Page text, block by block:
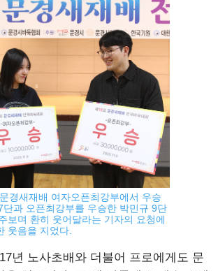
경새재배 여자오픈최강부에서 우승
단과 오픈최강부를 우승한 박민규 9단
보며 환히 웃어달라는 기자의 요청에
웃음을 지었다.
년 노사초배와 더불어 프로에게도 문